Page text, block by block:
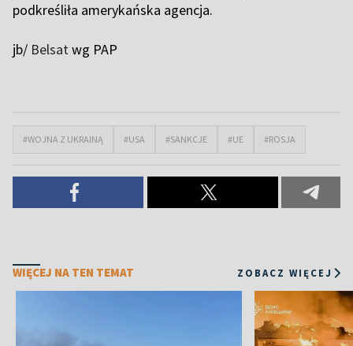
podkreśliła amerykańska agencja.
jb/ Belsatwg PAP
#WOJNA Z UKRAINĄ #USA #SANKCJE #UE #ROSJA
WIĘCEJ NA TEN TEMAT ZOBACZ WIĘCEJ